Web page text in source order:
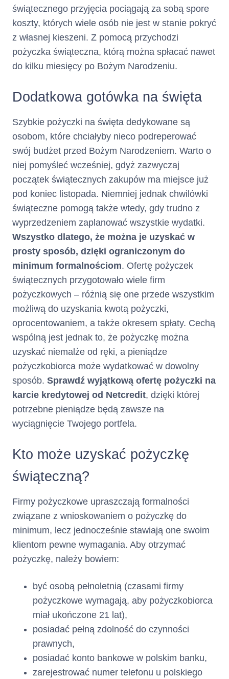
świątecznego przyjęcia pociągają za sobą spore
koszty, których wiele osób nie jest w stanie pokryć
z własnej kieszeni. Z pomocą przychodzi
pożyczka świąteczna, którą można spłacać nawet
do kilku miesięcy po Bożym Narodzeniu.
Dodatkowa gotówka na święta
Szybkie pożyczki na święta dedykowane są
osobom, które chciałyby nieco podreperować
swój budżet przed Bożym Narodzeniem. Warto o
niej pomyśleć wcześniej, gdyż zazwyczaj
początek świątecznych zakupów ma miejsce już
pod koniec listopada. Niemniej jednak chwilówki
świąteczne pomogą także wtedy, gdy trudno z
wyprzedzeniem zaplanować wszystkie wydatki.
Wszystko dlatego, że można je uzyskać w
prosty sposób, dzięki ograniczonym do
minimum formalnościom. Ofertę pożyczek
świątecznych przygotowało wiele firm
pożyczkowych – różnią się one przede wszystkim
możliwą do uzyskania kwotą pożyczki,
oprocentowaniem, a także okresem spłaty. Cechą
wspólną jest jednak to, że pożyczkę można
uzyskać niemalże od ręki, a pieniądze
pożyczkobiorca może wydatkować w dowolny
sposób. Sprawdź wyjątkową ofertę pożyczki na
karcie kredytowej od Netcredit, dzięki której
potrzebne pieniądze będą zawsze na
wyciągnięcie Twojego portfela.
Kto może uzyskać pożyczkę
świąteczną?
Firmy pożyczkowe upraszczają formalności
związane z wnioskowaniem o pożyczkę do
minimum, lecz jednocześnie stawiają one swoim
klientom pewne wymagania. Aby otrzymać
pożyczkę, należy bowiem:
być osobą pełnoletnią (czasami firmy
pożyczkowe wymagają, aby pożyczkobiorca
miał ukończone 21 lat),
posiadać pełną zdolność do czynności
prawnych,
posiadać konto bankowe w polskim banku,
zarejestrować numer telefonu u polskiego